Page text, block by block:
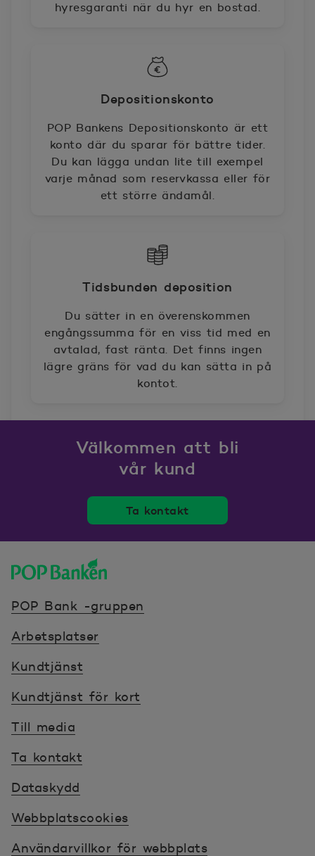
hyresgaranti när du hyr en bostad.
Depositionskonto
POP Bankens Depositionskonto är ett
konto där du sparar för bättre tider.
Du kan lägga undan lite till exempel
varje månad som reservkassa eller för
ett större ändamål.
Tidsbunden deposition
Du sätter in en överenskommen
engångssumma för en viss tid med en
avtalad, fast ränta. Det finns ingen
lägre gräns för vad du kan sätta in på
kontot.
Välkommen att bli
vår kund
Ta kontakt
POP Bank -gruppen
Arbetsplatser
Kundtjänst
Kundtjänst för kort
Till media
Ta kontakt
Dataskydd
Webbplatscookies
Användarvillkor för webbplats